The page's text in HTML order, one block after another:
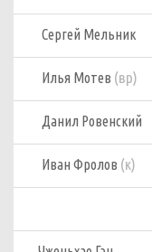
Сергей Мельник
Илья Мотев (вр)
Данил Ровенский
Иван Фролов (к)